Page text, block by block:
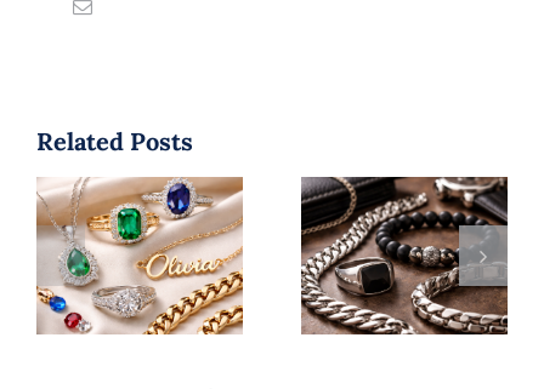
Related Posts
Tendances
bijoux 2026 :
les styles
incontournables
à adopter
Guide de style
bijoux pour
hommes : 5
façons de
porter des
bijoux avec
confiance